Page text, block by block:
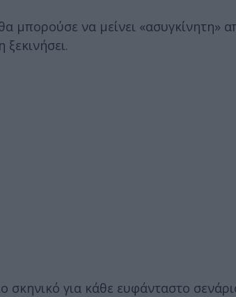
να μείνει «ασυγκίνητη»
για κάθε ευφάνταστο